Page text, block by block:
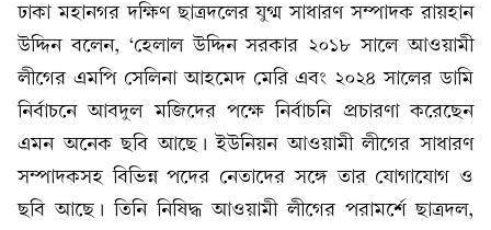
ঢাকা মহানগর দক্ষিণ ছাত্রদলের যুগ্ম সাধারণ সম্পাদক রায়হান
উদ্দিন বলেন, ‘হেলাল উদ্দিন সরকার ২০১৮ সালে আওয়ামী
লীগের এমপি সেলিনা আহমেদ মেরি এবং ২০২৪ সালের ডামি
নির্বাচনে আবদুল মজিদের পক্ষে নির্বাচনি প্রচারণা করেছেন
এমন অনেক ছবি আছে। ইউনিয়ন আওয়ামী লীগের সাধারণ
সম্পাদকসহ বিভিন্ন পদের নেতাদের সঙ্গে তার যোগাযোগ ও
ছবি আছে। তিনি নিষিদ্ধ আওয়ামী লীগের পরামর্শে ছাত্রদল,